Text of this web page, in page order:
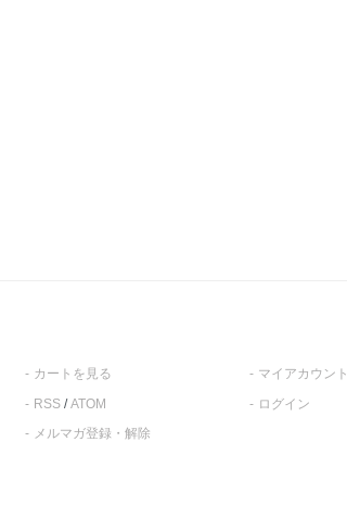
カートを見る
RSS/ATOM
メルマガ登録・解除
マイアカウント
ログイン